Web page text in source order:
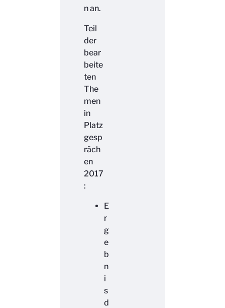
n an.
Teil
der
bear
beite
ten
The
men
in
Platz
gesp
räch
en
2017
:
E
r
g
e
b
n
i
s
d